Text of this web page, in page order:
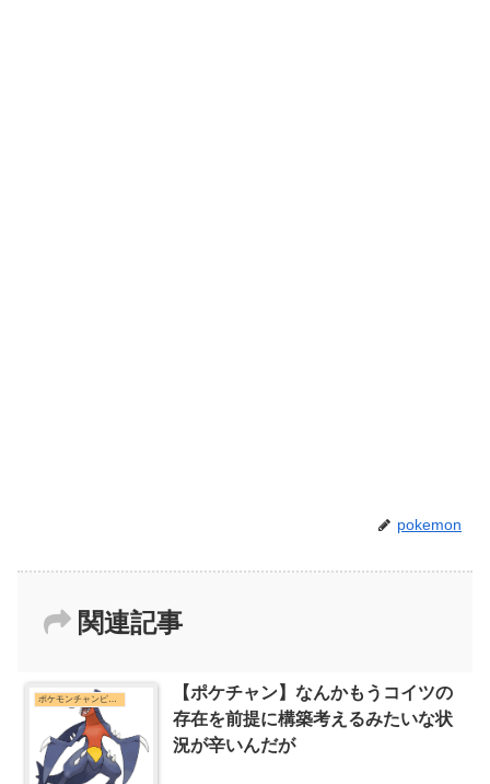
pokemon
関連記事
ポケモンチャンピオンズまとめ
【ポケチャン】なんかもうコイツの
存在を前提に構築考えるみたいな状
況が辛いんだが